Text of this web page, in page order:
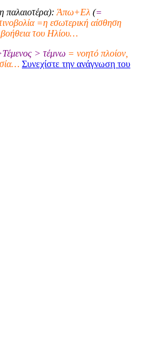
παλαιοτέρα): Άπω+Ελ (=
=η εσωτερική αίσθηση
βοήθεια του Ηλίου…
> τέμνω = νοητό πλοίον,
Συνεχίστε την ανάγνωση του